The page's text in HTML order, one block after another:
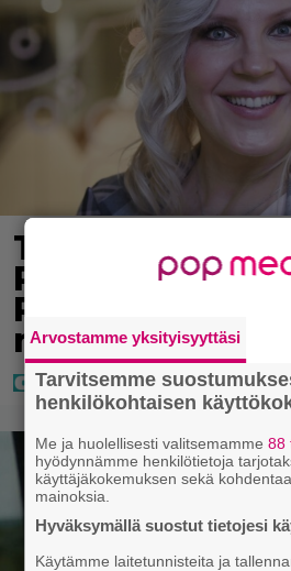
Tältä näyttää
Pimiän
Portugalissa –
mekko”
Arvostamme yksityisyyttäsi
Tarvitsemme
henkilökohtaisen
Me ja huolellisesti valitsemamme88
hyödynnämme henkilötietoja
käyttäjäkokemuksen sekä
mainoksia.
Hyväksymällä suostut tietojesi
Käytämme laitetunnisteita ja